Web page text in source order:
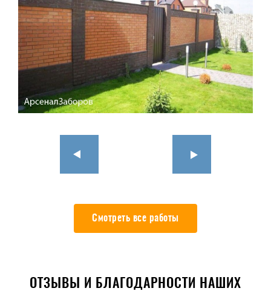
Смотреть все работы
ОТЗЫВЫ И БЛАГОДАРНОСТИ НАШИХ